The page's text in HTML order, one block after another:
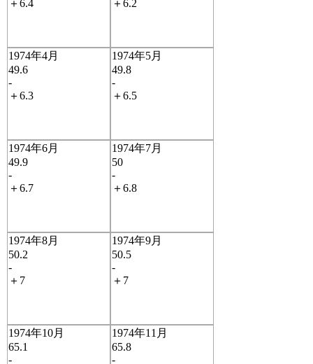
＋6.4
＋6.2
1974年4月
49.6
-
＋6.3
1974年5月
49.8
-
＋6.5
1974年6月
49.9
-
＋6.7
1974年7月
50
-
＋6.8
1974年8月
50.2
-
＋7
1974年9月
50.5
-
＋7
1974年10月
65.1
-
1974年11月
65.8
-